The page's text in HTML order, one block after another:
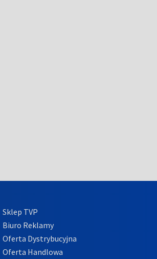
Sklep TVP
Biuro Reklamy
Oferta Dystrybucyjna
Oferta Handlowa